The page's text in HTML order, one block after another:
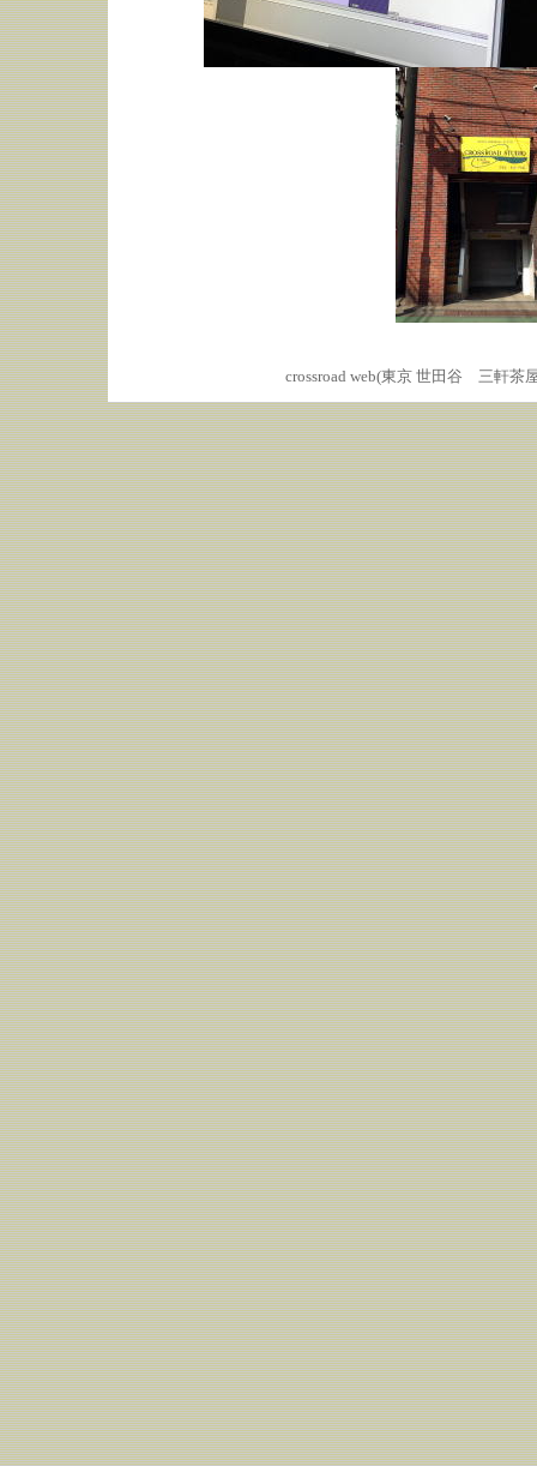
crossroad web(東京 世田谷 三軒茶